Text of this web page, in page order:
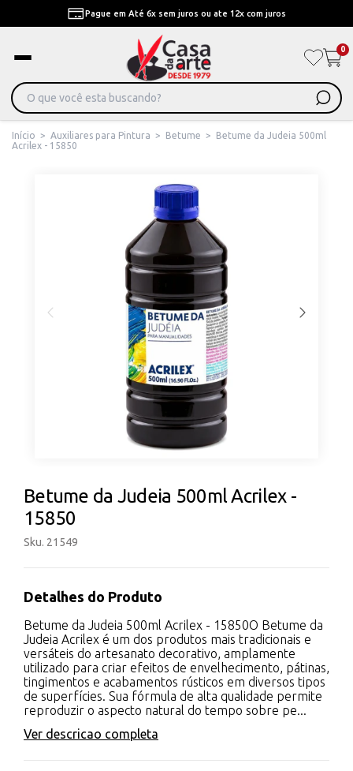
Pague em Até 6x sem juros ou ate 12x com juros
0
Início > Auxiliares para Pintura > Betume >
Betume da Judeia 500ml
Acrilex - 15850
Betume da Judeia 500ml Acrilex -
15850
Sku. 21549
Detalhes do Produto
Betume da Judeia 500ml Acrilex - 15850O Betume da
Judeia Acrilex é um dos produtos mais tradicionais e
versáteis do artesanato decorativo, amplamente
utilizado para criar efeitos de envelhecimento, pátinas,
tingimentos e acabamentos rústicos em diversos tipos
de superfícies. Sua fórmula de alta qualidade permite
reproduzir o aspecto natural do tempo sobre pe...
Ver descricao completa